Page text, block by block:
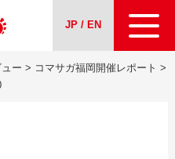
JP / EN
ー > コマサガ福岡開催レポート >